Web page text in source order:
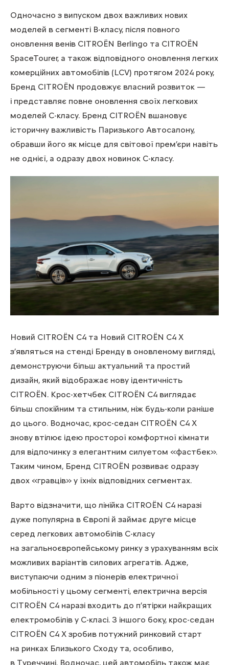
Одночасно з випуском двох важливих нових
моделей в сегменті B-класу, після повного
оновлення венів CITROЁN Berlingo та CITROЁN
SpaceTourer, а також відповідного оновлення легких
комерційних автомобілів (LCV) протягом 2024 року,
Бренд CITROЁN продовжує власний розвиток —
і представляє повне оновлення своїх легкових
моделей C-класу. Бренд CITROЁN вшановує
історичну важливість Паризького Автосалону,
обравши його як місце для світової прем’єри навіть
не однієї, а одразу двох новинок С-класу.
Новий CITROЁN C4 та Новий CITROЁN C4 X
з’являться на стенді Бренду в оновленому вигляді,
демонструючи більш актуальний та простий
дизайн, який відображає нову ідентичність
CITROЁN. Крос-хетчбек CITROЁN C4 виглядає
більш спокійним та стильним, ніж будь-коли раніше
до цього. Водночас, крос-седан CITROЁN C4 X
знову втілює ідею просторої комфортної кімнати
для відпочинку з елегантним силуетом «фастбек».
Таким чином, Бренд CITROЁN розвиває одразу
двох «гравців» у їхніх відповідних сегментах.
Варто відзначити, що лінійка CITROЁN C4 наразі
дуже популярна в Європі й займає друге місце
серед легкових автомобілів C-класу
на загальноєвропейському ринку з урахуванням всіх
можливих варіантів силових агрегатів. Адже,
виступаючи одним з піонерів електричної
мобільності у цьому сегменті, електрична версія
CITROЁN С4 наразі входить до п’ятірки найкращих
електромобілів у C-класі. З іншого боку, крос-седан
CITROЁN C4 X зробив потужний ринковий старт
на ринках Близького Сходу та, особливо,
в Туреччині. Водночас, цей автомобіль також має